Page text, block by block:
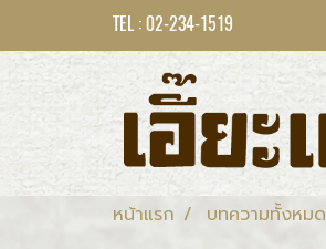
TEL : 02-234-1519
หน้าแรก บทความทั้งหมด